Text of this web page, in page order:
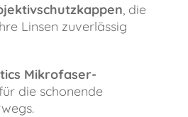
, die
Linsen zuverlässig
Mikrofaser-
die schonende